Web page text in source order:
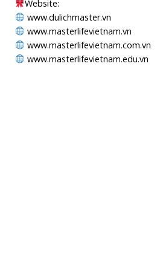
Website:
www.dulichmaster.vn
www.masterlifevietnam.vn
www.masterlifevietnam.com.vn
www.masterlifevietnam.edu.vn